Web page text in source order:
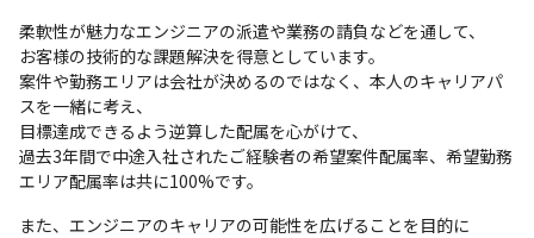
柔軟性が魅力なエンジニアの派遣や業務の請負などを通して、
お客様の技術的な課題解決を得意としています。
案件や勤務エリアは会社が決めるのではなく、本人のキャリアパ
スを一緒に考え、
目標達成できるよう逆算した配属を心がけて、
過去3年間で中途入社されたご経験者の希望案件配属率、希望勤務
エリア配属率は共に100%です。
また、エンジニアのキャリアの可能性を広げることを目的に